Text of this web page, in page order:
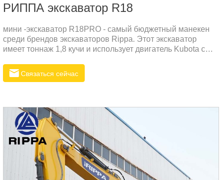
РИППА экскаватор R18
мини -экскаватор R18PRO - самый бюджетный манекен
среди брендов экскаваторов Rippa. Этот экскаватор
имеет тоннаж 1,8 кучи и использует двигатель Kubota с
низкой вибрации. Этот двигатель - дизельный
двигатель.Потрясающая общая производительность мини
позволяя компьютеру безопасно и надежно
переворачивать.Отраж, бесплатная работа под более
чем одним углом.
Связаться сейчас